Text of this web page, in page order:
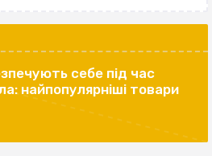
себе під час
найпопулярніші товари